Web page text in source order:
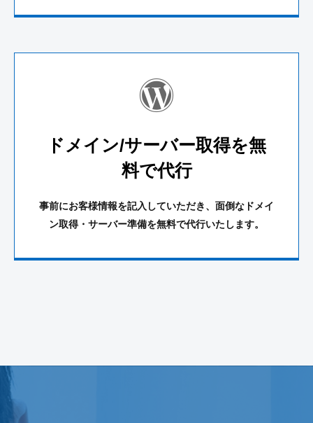
ドメイン/サーバー取得を無
料で代行
事前にお客様情報を記入していただき、面倒なドメイ
ン取得・サーバー準備を無料で代行いたします。